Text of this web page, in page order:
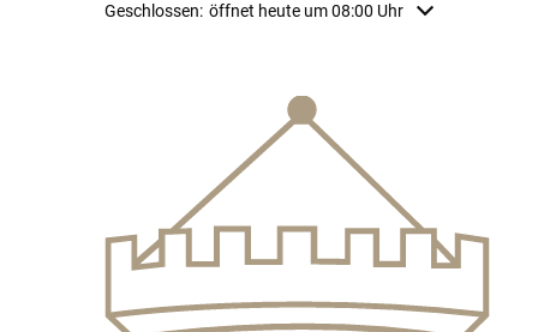
Klicken, um weitere Öffnungs- oder Schließzeiten
Geschlossen: öffnet heute um 08:00 Uhr